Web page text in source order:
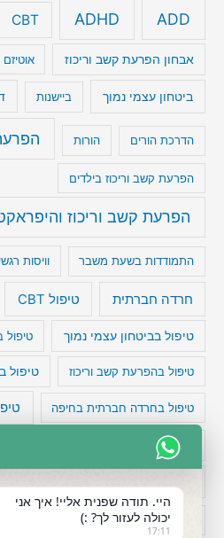
ADD
ADHD
CBT
אבחון הפרעת קשב וריכוז אוטיזם
ביטחון עצמי נמוך ביישנות
הדרכת הורים הורות
הפרעת קשב וריכוז בילדים
הפרעת קשב וריכוז
התמודדות בשעת משבר וויסות רגשי
חרדה חברתית טיפול CBT
טיפול בביטחון עצמי נמוך טיפול
טיפול בהפרעת קשב וריכוז טיפול
טיפול בחרדה חברתית בחיפה
טיפול תרופתי להפרעת קשב
מפורסמים עם הפרעת קשב
היי. תודה שפנית אליי! איך אני
יכולה לעזור לך? :)
17:11